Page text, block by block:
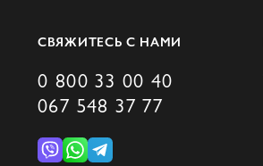
СВЯЖИТЕСЬ С НАМИ
0 800 33 00 40
067 548 37 77